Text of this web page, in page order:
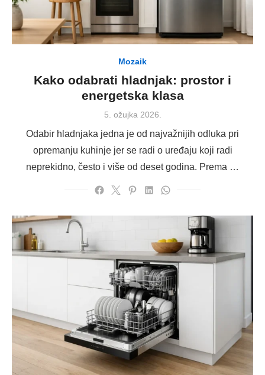
Mozaik
Kako odabrati hladnjak: prostor i
energetska klasa
Posted
5. ožujka 2026.
Odabir hladnjaka jedna je od najvažnijih odluka pri
opremanju kuhinje jer se radi o uređaju koji radi
neprekidno, često i više od deset godina. Prema …